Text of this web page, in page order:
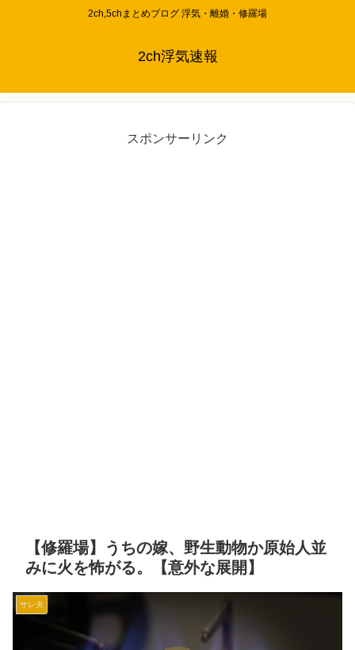
2ch,5chまとめブログ 浮気・離婚・修羅場
2ch浮気速報
スポンサーリンク
【修羅場】うちの嫁、野生動物か原始人並
みに火を怖がる。【意外な展開】
サレ夫